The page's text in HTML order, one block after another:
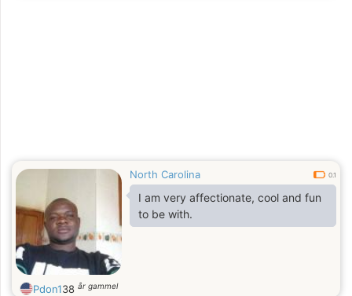
North Carolina 0.1
I am very affectionate, cool and fun
to be with.
Pdon138 år gammel